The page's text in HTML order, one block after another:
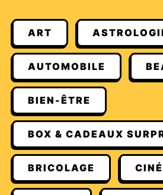
ART
AUTOMOBILE
BIEN-ÊTRE
BOX & CADEAUX
BRICOLAGE